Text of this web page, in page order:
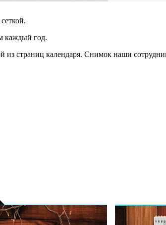
каждый год.
страниц календаря. Снимок наши